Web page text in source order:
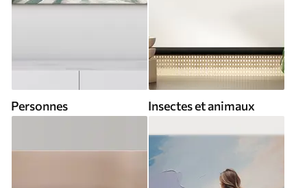
Personnes Insectes et animaux